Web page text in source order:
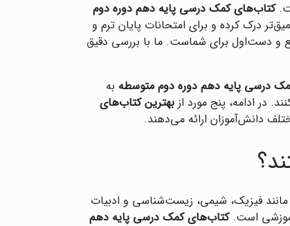
کتاب‌های کمک درسی پایه دهم دوره دوم
درک کرده و برای امتحانات پایان ترم و
و دست‌اول برای شماست. ما با بررسی دقیق
درسی پایه دهم دوره دوم متوسطه به
در ادامه، پنج مورد از بهترین کتاب‌های
دانش‌آموزان ارائه می‌دهند.
فیزیک، شیمی، زیست‌شناسی و ادبیات
آموزشی است.کتاب‌های کمک درسی پایه دهم